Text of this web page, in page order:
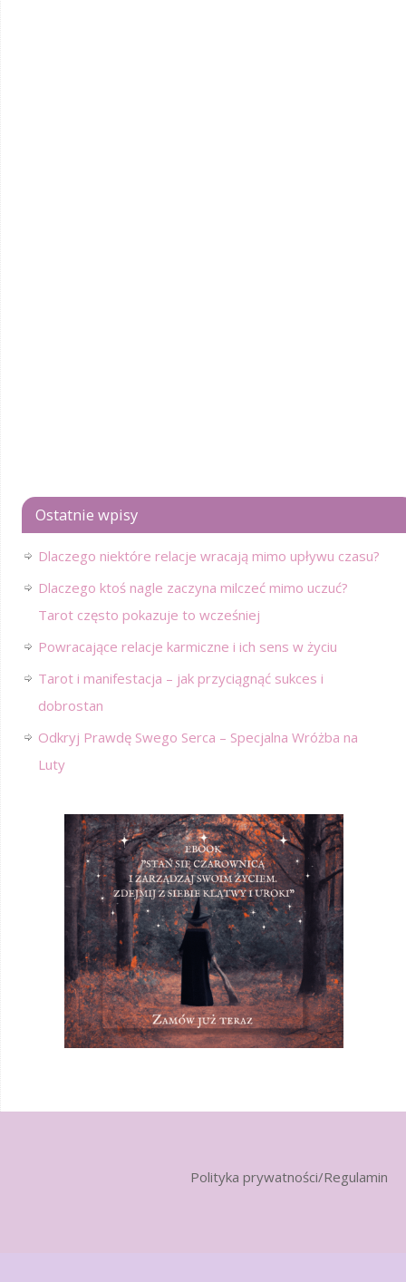
Ostatnie wpisy
Dlaczego niektóre relacje wracają mimo upływu czasu?
Dlaczego ktoś nagle zaczyna milczeć mimo uczuć?
Tarot często pokazuje to wcześniej
Powracające relacje karmiczne i ich sens w życiu
Tarot i manifestacja – jak przyciągnąć sukces i
dobrostan
Odkryj Prawdę Swego Serca – Specjalna Wróżba na
Luty
Polityka prywatności/Regulamin